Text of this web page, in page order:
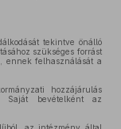
tekintve önálló
szükséges forrást
ennek felhasználását a
hozzájárulás
Saját bevételként az